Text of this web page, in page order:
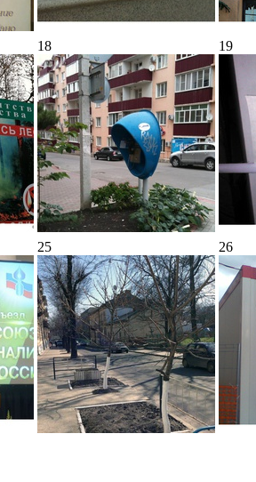
18 19
25 26